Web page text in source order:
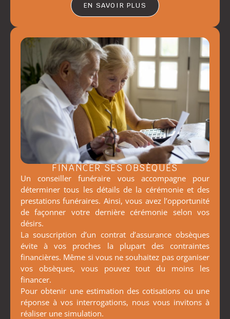
EN SAVOIR PLUS
FINANCER SES OBSÈQUES
Un conseiller funéraire vous accompagne pour
déterminer tous les détails de la cérémonie et des
prestations funéraires. Ainsi, vous avez l’opportunité
de façonner votre dernière cérémonie selon vos
désirs.
La souscription d’un contrat d’assurance obsèques
évite à vos proches la plupart des contraintes
financières. Même si vous ne souhaitez pas organiser
vos obsèques, vous pouvez tout du moins les
financer.
Pour obtenir une estimation des cotisations ou une
réponse à vos interrogations, nous vous invitons à
réaliser une simulation.